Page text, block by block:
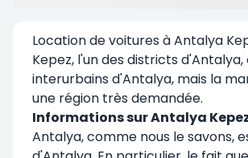
Location de voitures à Antalya
Kepez, l'un des districts
interurbains d'Antalya, mais la
une région très demandée.
Informations sur Antalya
Antalya, comme nous le savons,